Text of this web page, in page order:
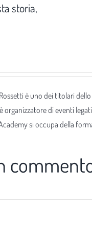
storia,
è uno dei titolari
organizzatore di eventi
si occupa della